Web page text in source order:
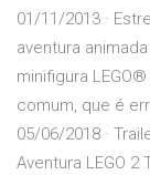
01/11/2013 ·
aventura
minifigura
comum, que é
05/06/2018 ·
Aventura LEGO 2